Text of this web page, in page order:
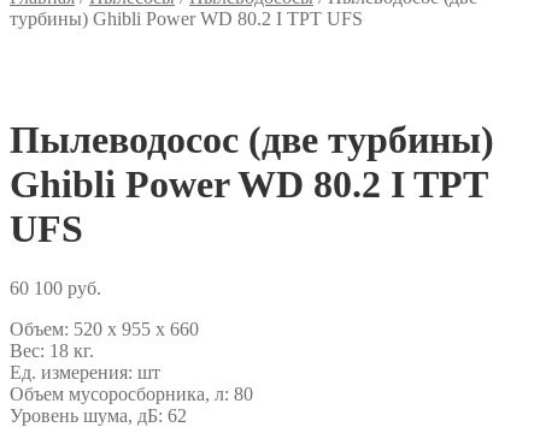
турбины) Ghibli Power WD 80.2 I TPT UFS
Пылеводосос (две турбины)
Ghibli Power WD 80.2 I TPT
UFS
60 100 руб.
Объем: 520 x 955 x 660
Вес: 18 кг.
Ед. измерения: шт
Объем мусоросборника, л: 80
Уровень шума, дБ: 62